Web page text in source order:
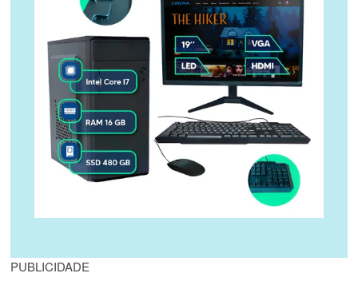
PUBLICIDADE